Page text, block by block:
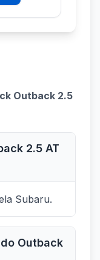
Outback 2.5
2.5 AT
Subaru.
Outback